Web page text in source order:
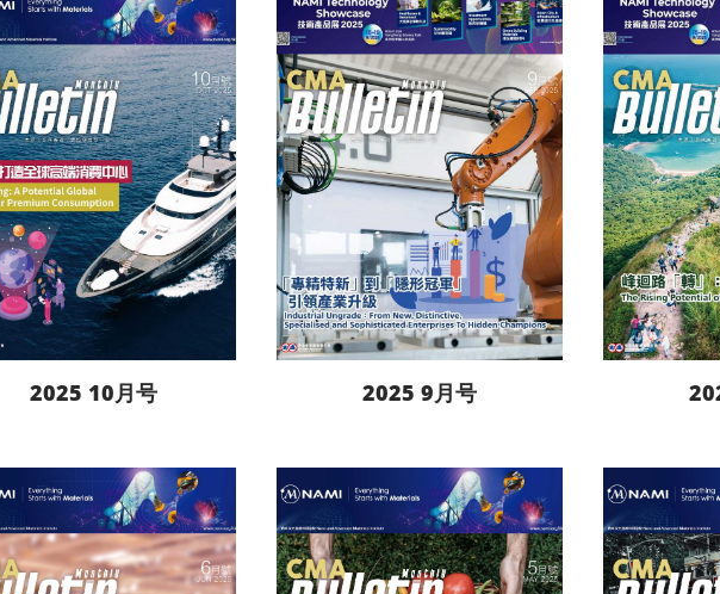
阅读更多
下载
2025 10月号
阅读更多
下载
2025 9月号